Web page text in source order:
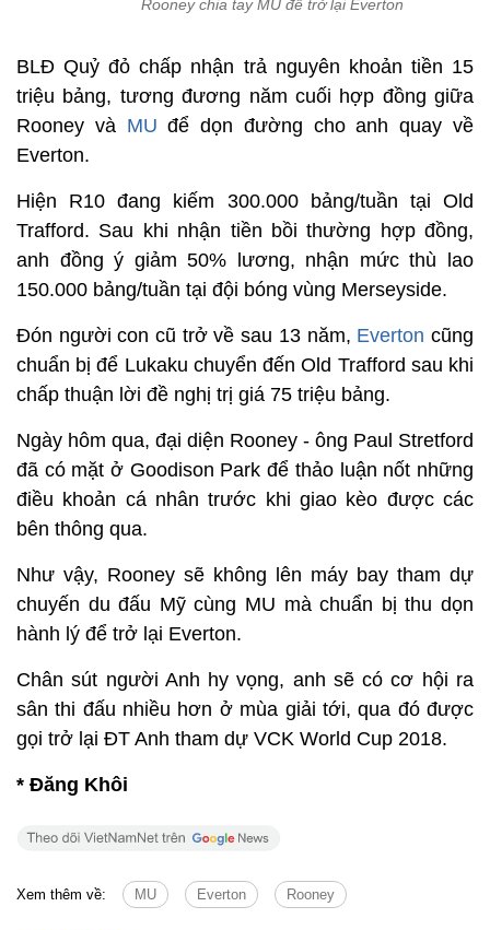
Rooney chia tay MU để trở lại Everton
BLĐ Quỷ đỏ chấp nhận trả nguyên khoản tiền 15
triệu bảng, tương đương năm cuối hợp đồng giữa
Rooney và MUđể dọn đường cho anh quay về
Everton.
Hiện R10 đang kiếm 300.000 bảng/tuần tại Old
Trafford. Sau khi nhận tiền bồi thường hợp đồng,
anh đồng ý giảm 50% lương, nhận mức thù lao
150.000 bảng/tuần tại đội bóng vùng Merseyside.
Đón người con cũ trở về sau 13 năm, Everton cũng
chuẩn bị để Lukaku chuyển đến Old Trafford sau khi
chấp thuận lời đề nghị trị giá 75 triệu bảng.
Ngày hôm qua, đại diện Rooney - ông Paul Stretford
đã có mặt ở Goodison Park để thảo luận nốt những
điều khoản cá nhân trước khi giao kèo được các
bên thông qua.
Như vậy, Rooney sẽ không lên máy bay tham dự
chuyến du đấu Mỹ cùng MU mà chuẩn bị thu dọn
hành lý để trở lại Everton.
Chân sút người Anh hy vọng, anh sẽ có cơ hội ra
sân thi đấu nhiều hơn ở mùa giải tới, qua đó được
gọi trở lại ĐT Anh tham dự VCK World Cup 2018.
* Đăng Khôi
Xem thêm về: MU Everton Rooney